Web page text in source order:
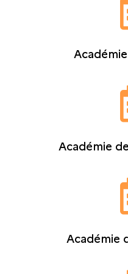
Académie
Académie